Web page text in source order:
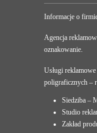
Informacje o
Agencja
oznakowanie.
Usługi
poligraficznych –
Siedziba –
Studio
Zakład